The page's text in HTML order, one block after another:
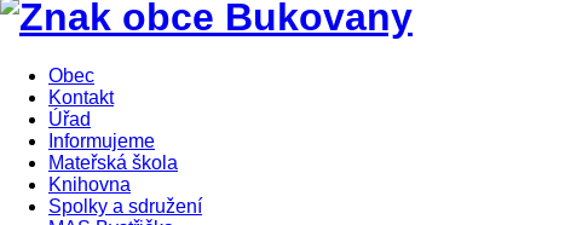
Obec
Kontakt
Úřad
Informujeme
Mateřská škola
Knihovna
Spolky a sdružení